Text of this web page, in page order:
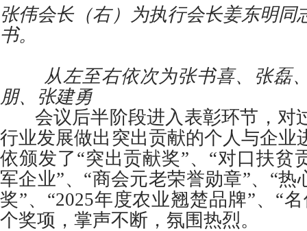
张伟会长（右）为执行会长姜东明同
书。
从左至右依次为张书喜、张磊
朋、张建勇
会议后半阶段进入表彰环节，对
行业发展做出突出贡献的个人与企业
依颁发了“突出贡献奖”、“对口扶贫
军企业”、“商会元老荣誉勋章”、“热
奖”、“2025年度农业翘楚品牌”、“
个奖项，掌声不断，氛围热烈。